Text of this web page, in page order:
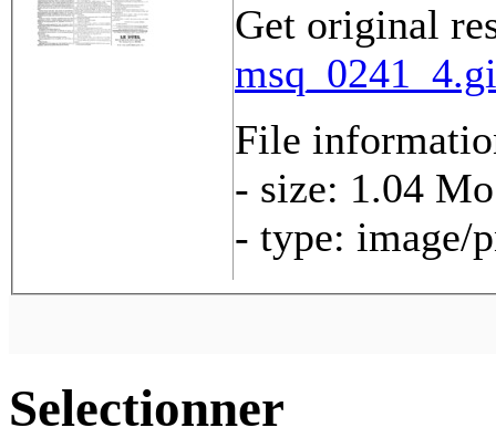
Get original
File
- size: 1.04 Mo
- type: image/
Selectionner